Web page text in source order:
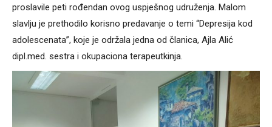
proslavile peti rođendan ovog uspješnog udruženja. Malom
slavlju je prethodilo korisno predavanje o temi “Depresija kod
adolescenata”, koje je održala jedna od članica, Ajla Alić
dipl.med. sestra i okupaciona terapeutkinja.